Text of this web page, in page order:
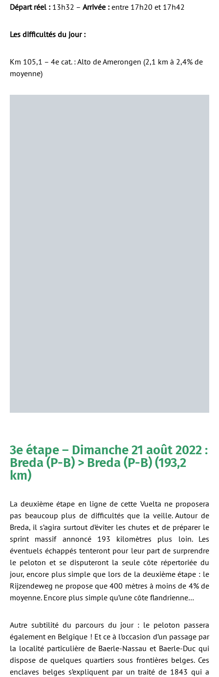
Départ réel : 13h32 – Arrivée : entre 17h20 et 17h42
Les difficultés du jour :
Km 105,1 – 4e cat. : Alto de Amerongen (2,1 km à 2,4% de
moyenne)
3e étape – Dimanche 21 août 2022 :
Breda (P-B) > Breda (P-B) (193,2
km)
La deuxième étape en ligne de cette Vuelta ne proposera
pas beaucoup plus de difficultés que la veille. Autour de
Breda, il s’agira surtout d’éviter les chutes et de préparer le
sprint massif annoncé 193 kilomètres plus loin. Les
éventuels échappés tenteront pour leur part de surprendre
le peloton et se disputeront la seule côte répertoriée du
jour, encore plus simple que lors de la deuxième étape : le
Rijzendeweg ne propose que 400 mètres à moins de 4% de
moyenne. Encore plus simple qu’une côte flandrienne…
Autre subtilité du parcours du jour : le peloton passera
également en Belgique ! Et ce à l’occasion d’un passage par
la localité particulière de Baerle-Nassau et Baerle-Duc qui
dispose de quelques quartiers sous frontières belges. Ces
enclaves belges s’expliquent par un traité de 1843 qui a